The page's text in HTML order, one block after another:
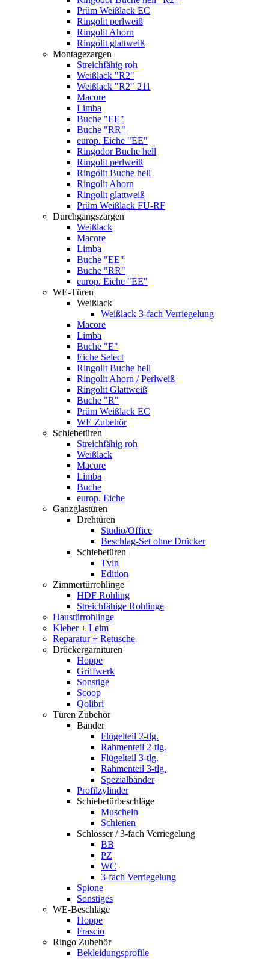
Prüm Weißlack EC
Ringolit perlweiß
Ringolit Ahorn
Ringolit glattweiß
Montagezargen
Streichfähig roh
Weißlack "R2"
Weißlack "R2" 211
Macore
Limba
Buche "EE"
Buche "RR"
europ. Eiche "EE"
Ringodor Buche hell
Ringolit perlweiß
Ringolit Buche hell
Ringolit Ahorn
Ringolit glattweiß
Prüm Weißlack FU-RF
Durchgangszargen
Weißlack
Macore
Limba
Buche "EE"
Buche "RR"
europ. Eiche "EE"
WE-Türen
Weißlack
Weißlack 3-fach Verriegelung
Macore
Limba
Buche "E"
Eiche Select
Ringolit Buche hell
Ringolit Ahorn / Perlweiß
Ringolit Glattweiß
Buche "R"
Prüm Weißlack EC
WE Zubehör
Schiebetüren
Streichfähig roh
Weißlack
Macore
Limba
Buche
europ. Eiche
Ganzglastüren
Drehtüren
Studio/Office
Beschlag-Set ohne Drücker
Schiebetüren
Tvin
Edition
Zimmertürrohlinge
HDF Rohling
Streichfähige Rohlinge
Haustürrohlinge
Kleber + Leim
Reparatur + Retusche
Drückergarnituren
Hoppe
Griffwerk
Sonstige
Scoop
Qolibri
Türen Zubehör
Bänder
Flügelteil 2-tlg.
Rahmenteil 2-tlg.
Flügelteil 3-tlg.
Rahmenteil 3-tlg.
Spezialbänder
Profilzylinder
Schiebetürbeschläge
Muscheln
Schienen
Schlösser / 3-fach Verriegelung
BB
PZ
WC
3-fach Verriegelung
Spione
Sonstiges
WE-Beschläge
Hoppe
Frascio
Ringo Zubehör
Bekleidungsprofile